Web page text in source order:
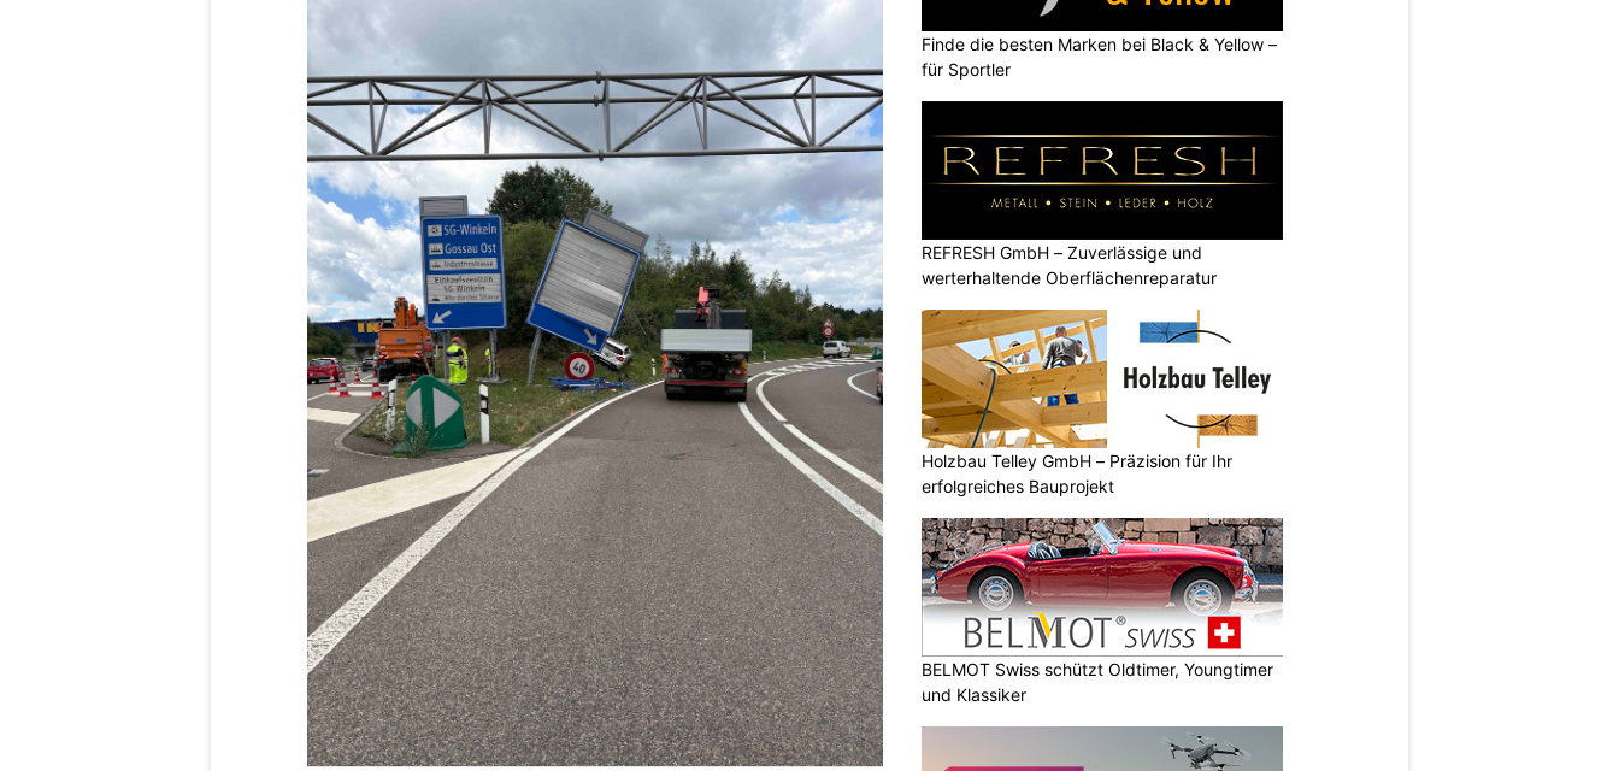
Finde die besten Marken bei Black & Yellow –
für Sportler
REFRESH GmbH – Zuverlässige und
werterhaltende Oberflächenreparatur
Holzbau Telley GmbH – Präzision für Ihr
erfolgreiches Bauprojekt
BELMOT Swiss schützt Oldtimer, Youngtimer
und Klassiker